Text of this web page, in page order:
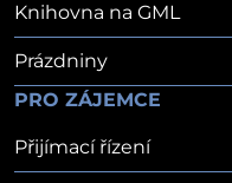
Knihovna na GML
Prázdniny
PRO ZÁJEMCE
Přijímací řízení